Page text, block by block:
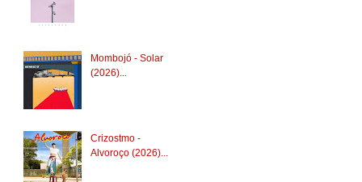
Mombojó - Solar
(2026)...
Crizostmo -
Alvoroço (2026)...